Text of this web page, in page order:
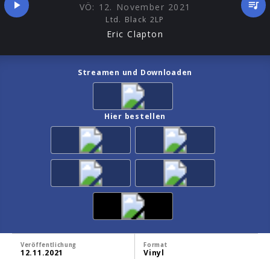
VÖ: 12. November 2021
Ltd. Black 2LP
Eric Clapton
Streamen und Downloaden
Hier bestellen
Veröffentlichung
12.11.2021
Format
Vinyl